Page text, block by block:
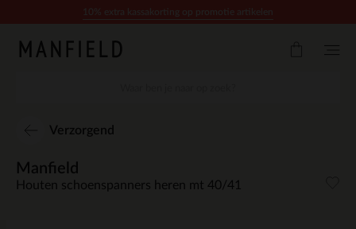
Verzorgend
Manfield
Houten schoenspanners heren mt 40/41